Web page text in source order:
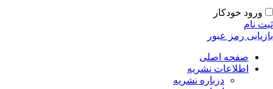
ورود خودکار
ثبت نام
بازیابی رمز عبور
صفحه اصلی
اطلاعات نشریه
درباره نشریه